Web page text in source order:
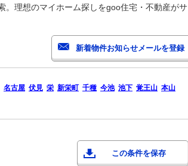
。理想のマイホーム探しをgoo住宅・不動産がサ
名古屋 伏見 栄 新栄町 千種 今池 池下 覚王山 本山
この条件を保存